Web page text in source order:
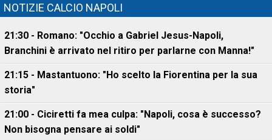
NOTIZIE CALCIO NAPOLI
21:30 - Romano: "Occhio a Gabriel Jesus-Napoli,
Branchini è arrivato nel ritiro per parlarne con Manna!"
21:15 - Mastantuono: "Ho scelto la Fiorentina per la sua
storia"
21:00 - Ciciretti fa mea culpa: "Napoli, cosa è successo?
Non bisogna pensare ai soldi"